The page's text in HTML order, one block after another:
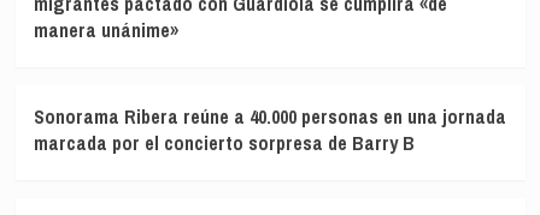
manera unánime»
Sonorama Ribera reúne a 40.000 personas en una jornada
marcada por el concierto sorpresa de Barry B